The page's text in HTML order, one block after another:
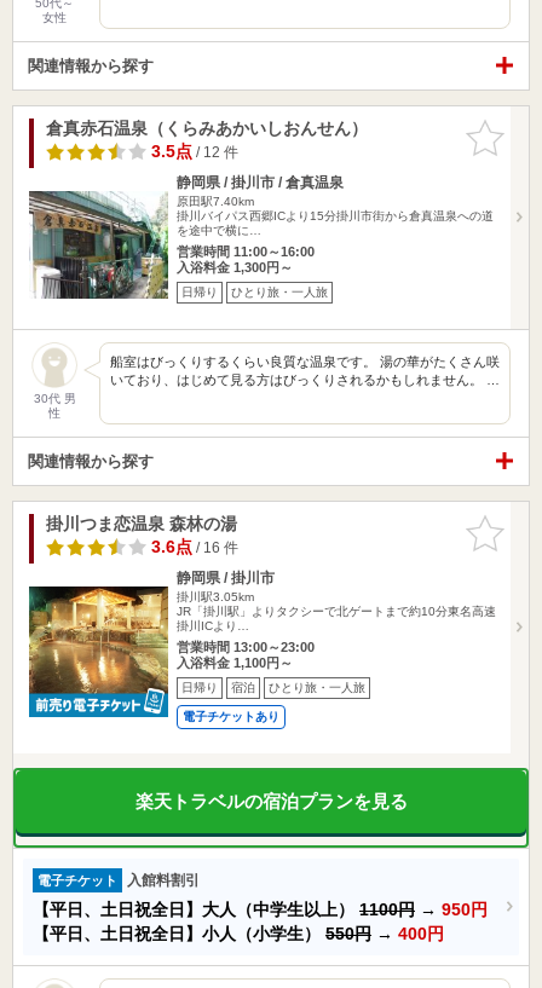
50代～
女性
関連情報から探す
お気に入
りに追加
倉真赤石温泉（くらみあかいしおんせん）
3.5点/ 12 件
静岡県 / 掛川市 / 倉真温泉
原田駅7.40km
掛川バイパス西郷ICより15分掛川市街から倉真温泉への道
を途中で横に…
営業時間 11:00～16:00
入浴料金 1,300円～
日帰り ひとり旅・一人旅
30代 男
性
船室はびっくりするくらい良質な温泉です。 湯の華がたくさん咲
いており、はじめて見る方はびっくりされるかもしれません。 …
関連情報から探す
お気に入
りに追加
掛川つま恋温泉 森林の湯
3.6点/ 16 件
静岡県 / 掛川市
掛川駅3.05km
JR「掛川駅」よりタクシーで北ゲートまで約10分東名高速
掛川ICより…
営業時間 13:00～23:00
入浴料金 1,100円～
日帰り 宿泊 ひとり旅・一人旅
電子チケットあり
楽天トラベルの宿泊プランを見る
電子チケット 入館料割引
【平日、土日祝全日】大人（中学生以上） 1100円 → 950円
【平日、土日祝全日】小人（小学生） 550円 → 400円